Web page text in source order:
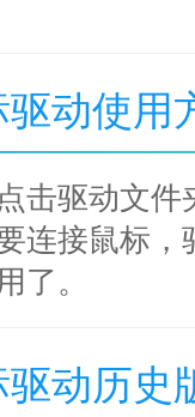
动使用
驱动文件
连接鼠标
了。
动历史